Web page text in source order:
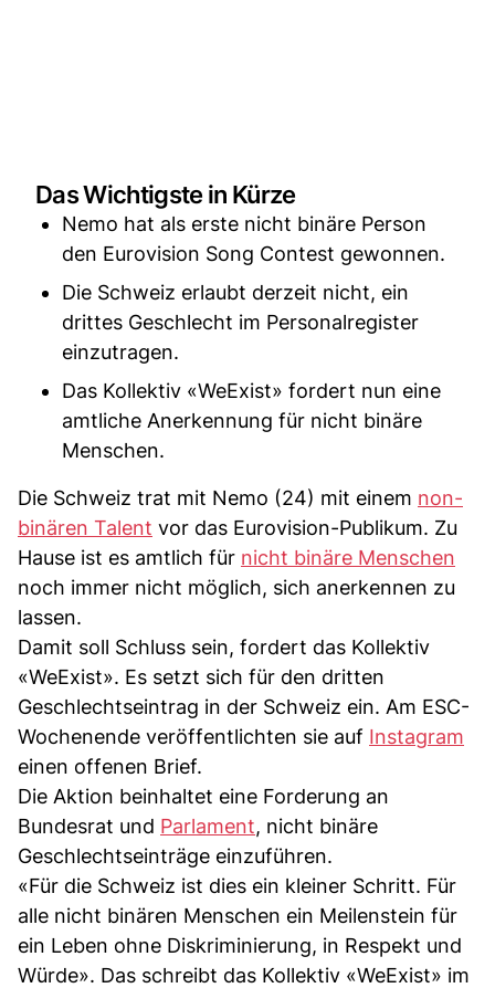
Das Wichtigste in Kürze
Nemo hat als erste nicht binäre Person
den Eurovision Song Contest gewonnen.
Die Schweiz erlaubt derzeit nicht, ein
drittes Geschlecht im Personalregister
einzutragen.
Das Kollektiv «WeExist» fordert nun eine
amtliche Anerkennung für nicht binäre
Menschen.
Die Schweiz trat mit Nemo (24) mit einem non-
binären Talent vor das Eurovision-Publikum. Zu
Hause ist es amtlich für nicht binäre Menschen
noch immer nicht möglich, sich anerkennen zu
lassen.
Damit soll Schluss sein, fordert das Kollektiv
«WeExist». Es setzt sich für den dritten
Geschlechtseintrag in der Schweiz ein. Am ESC-
Wochenende veröffentlichten sie auf Instagram
einen offenen Brief.
Die Aktion beinhaltet eine Forderung an
Bundesrat und Parlament, nicht binäre
Geschlechtseinträge einzuführen.
«Für die Schweiz ist dies ein kleiner Schritt. Für
alle nicht binären Menschen ein Meilenstein für
ein Leben ohne Diskriminierung, in Respekt und
Würde». Das schreibt das Kollektiv «WeExist» im